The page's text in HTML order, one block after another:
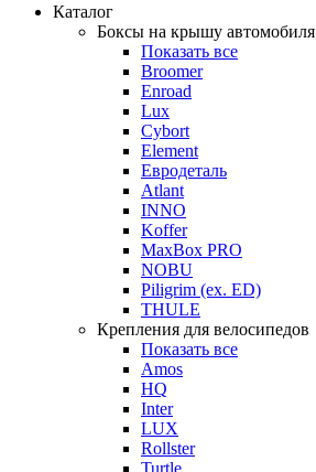
Каталог
Боксы на крышу автомобиля
Показать все
Broomer
Enroad
Lux
Cybort
Element
Евродеталь
Atlant
INNO
Koffer
MaxBox PRO
NOBU
Piligrim (ex. ED)
THULE
Крепления для велосипедов
Показать все
Amos
HQ
Inter
LUX
Rollster
Turtle